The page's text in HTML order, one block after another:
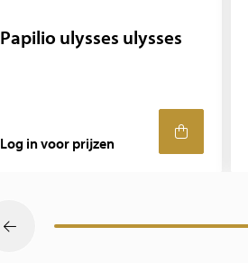
Papilio ulysses ulysses
Log in voor prijzen